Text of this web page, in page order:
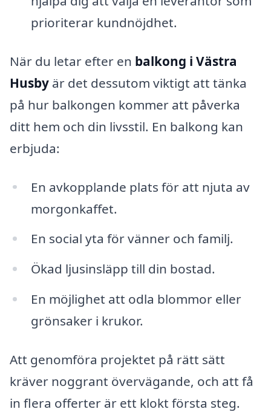
prioriterar kundnöjdhet.
När du letar efter en balkong i Västra
Husby är det dessutom viktigt att tänka
på hur balkongen kommer att påverka
ditt hem och din livsstil. En balkong kan
erbjuda:
En avkopplande plats för att njuta av
morgonkaffet.
En social yta för vänner och familj.
Ökad ljusinsläpp till din bostad.
En möjlighet att odla blommor eller
grönsaker i krukor.
Att genomföra projektet på rätt sätt
kräver noggrant övervägande, och att få
in flera offerter är ett klokt första steg.